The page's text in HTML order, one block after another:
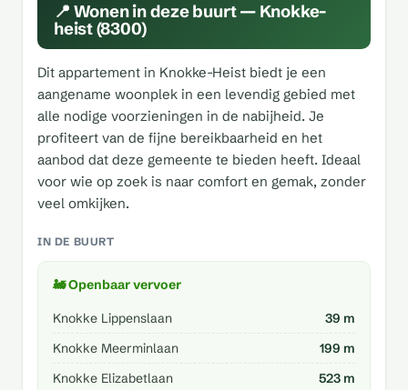
📍 Wonen in deze buurt — Knokke-
heist (8300)
Dit appartement in Knokke-Heist biedt je een
aangename woonplek in een levendig gebied met
alle nodige voorzieningen in de nabijheid. Je
profiteert van de fijne bereikbaarheid en het
aanbod dat deze gemeente te bieden heeft. Ideaal
voor wie op zoek is naar comfort en gemak, zonder
veel omkijken.
IN DE BUURT
🚂 Openbaar vervoer
Knokke Lippenslaan
39 m
Knokke Meerminlaan
199 m
Knokke Elizabetlaan
523 m